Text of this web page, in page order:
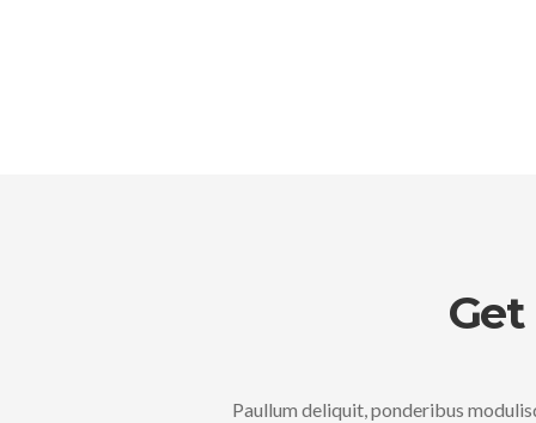
Paullum deliquit, ponderibus